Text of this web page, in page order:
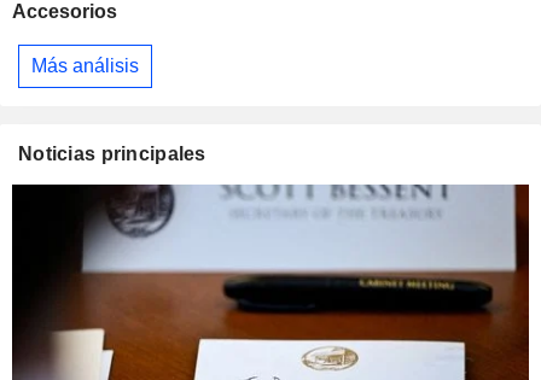
Accesorios
Más análisis
Noticias principales